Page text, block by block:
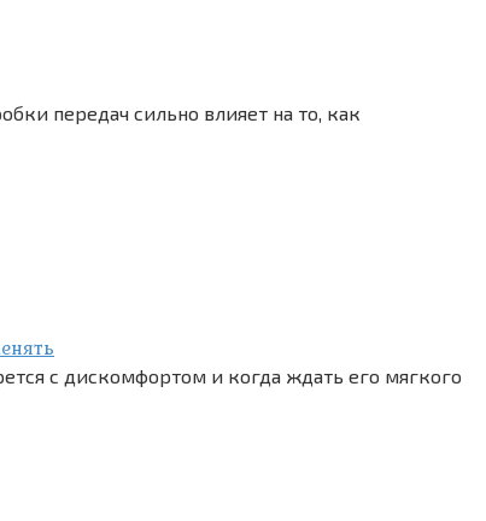
передач сильно влияет на то, как
с дискомфортом и когда ждать его мягкого